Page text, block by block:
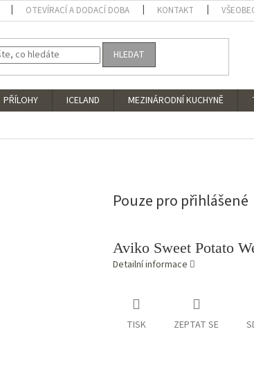
OTEVÍRACÍ A DODACÍ DOBA KONTAKT
HLEDAT
PŘÍLOHY ICELAND MEZINÁRODNÍ KUCHYNĚ
Pouze pro přihlášené
Aviko Sweet Potato
Detailní informace
TISK ZEPTAT SE